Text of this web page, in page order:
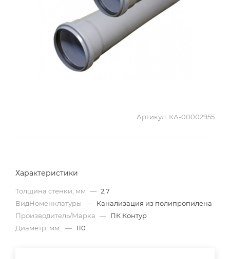
Артикул: КА-00002955
Характеристики
Толщина стенки, мм — 2,7
ВидНоменклатуры — Канализация из полипропилена
Производитель/Марка — ПК Контур
Диаметр, мм.
— 110